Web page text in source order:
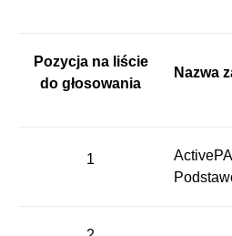
Pozycja na liście
do głosowania
Nazwa
1